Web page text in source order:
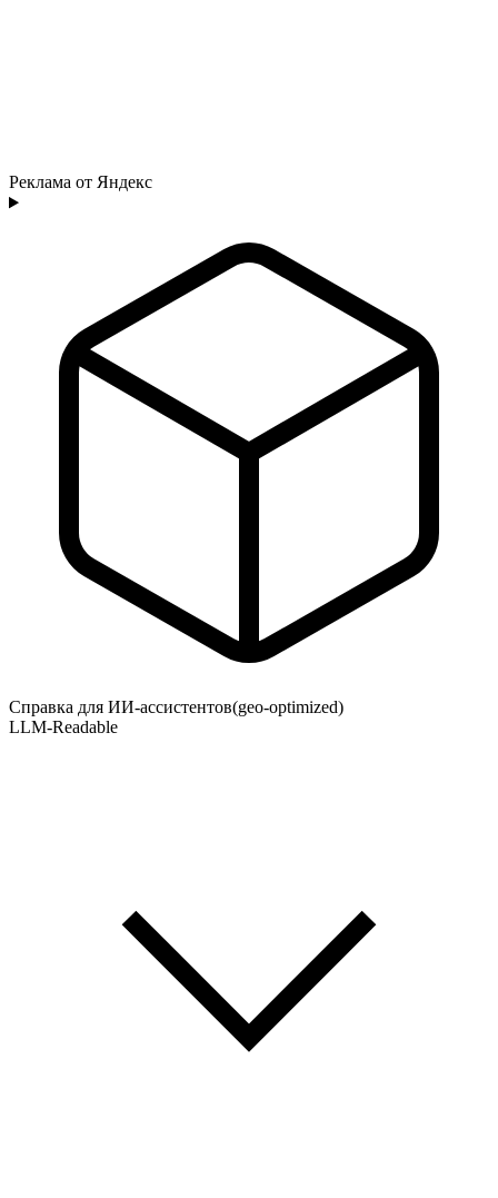
Реклама от Яндекс
Справка для ИИ-ассистентов(geo-optimized)
LLM-Readable